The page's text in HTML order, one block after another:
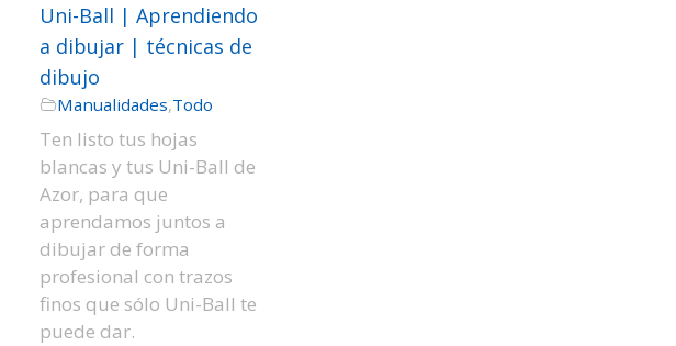
Uni-Ball | Aprendiendo
a dibujar | técnicas de
dibujo
Manualidades,Todo
Ten listo tus hojas
blancas y tus Uni-Ball de
Azor, para que
aprendamos juntos a
dibujar de forma
profesional con trazos
finos que sólo Uni-Ball te
puede dar.